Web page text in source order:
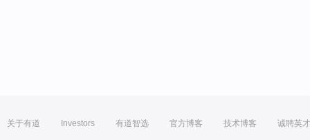
关于有道 Investors 有道智选 官方博客 技术博客 诚聘英才